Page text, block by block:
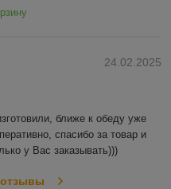
24.02.2025
ближе к обеду уже
спасибо за товар и
у Вас заказывать)))
отзывы